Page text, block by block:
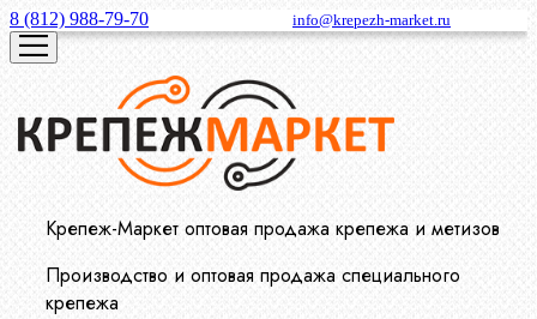
8 (812) 988-79-70 info@krepezh-market.ru
Крепеж-Маркет оптовая продажа крепежа и метизов
Производство и оптовая продажа специального
крепежа